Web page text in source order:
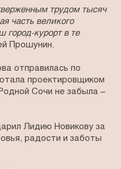
трудом тысяч
часть великого
город-курорт в те
Прошунин.
отправилась по
проектировщиком
Сочи не забыла –
Лидию Новикову за
радости и заботы